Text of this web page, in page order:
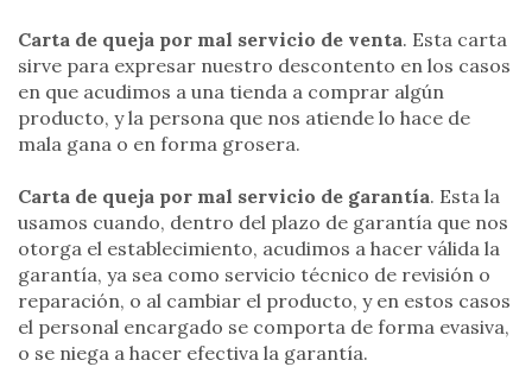
Carta de queja por mal servicio de venta. Esta carta
sirve para expresar nuestro descontento en los casos
en que acudimos a una tienda a comprar algún
producto, y la persona que nos atiende lo hace de
mala gana o en forma grosera.
Carta de queja por mal servicio de garantía. Esta la
usamos cuando, dentro del plazo de garantía que nos
otorga el establecimiento, acudimos a hacer válida la
garantía, ya sea como servicio técnico de revisión o
reparación, o al cambiar el producto, y en estos casos
el personal encargado se comporta de forma evasiva,
o se niega a hacer efectiva la garantía.